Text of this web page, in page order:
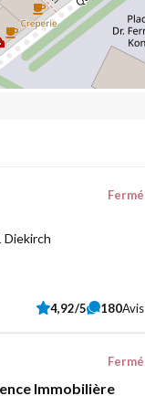
Diekirch
Fermé
4,92/5 180Avis
Immobilière
Fermé